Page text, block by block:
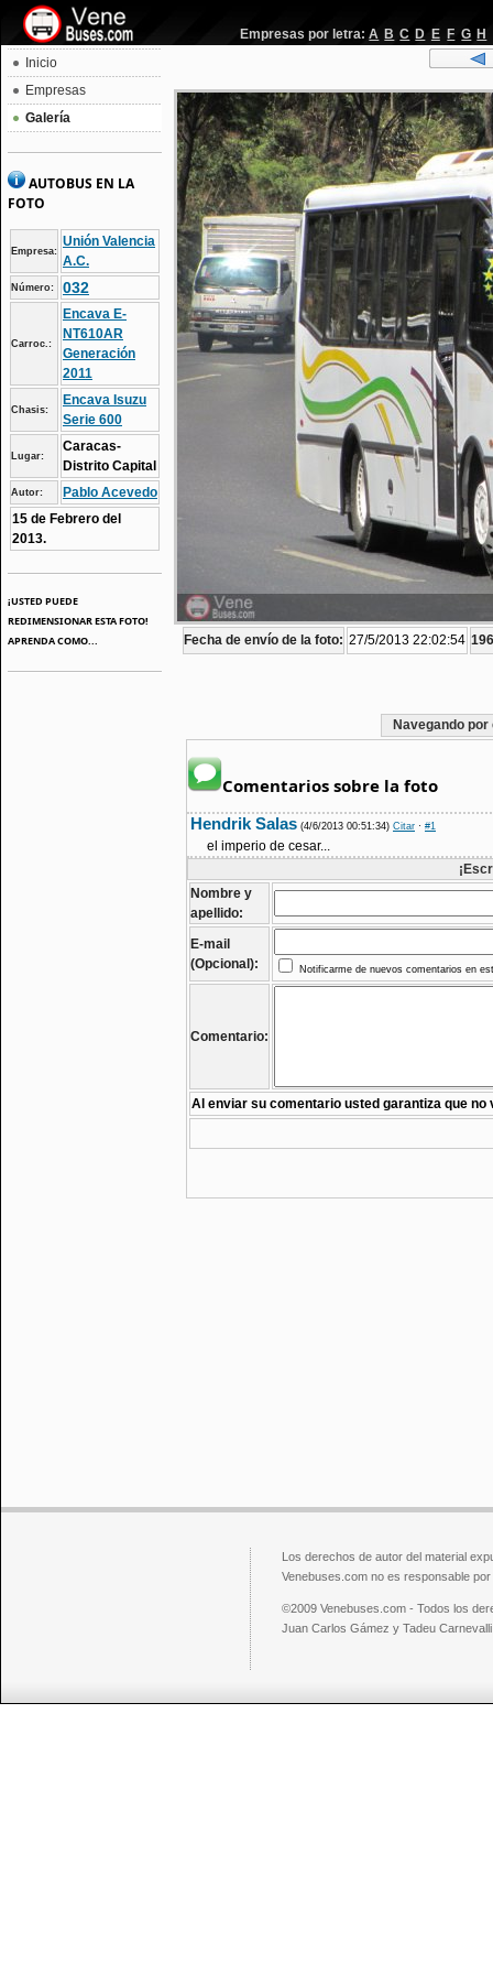
Empresas por letra: A B C D E F G H
Inicio
Empresas
Galería
AUTOBUS EN LA
FOTO
Empresa:
Unión Valencia
A.C.
Número: 032
Carroc.:
Encava E-
NT610AR
Generación
2011
Chasis:
Encava Isuzu
Serie 600
Lugar:
Caracas-
Distrito Capital
Autor:
Pablo Acevedo
15 de Febrero del
2013.
¡USTED PUEDE
REDIMENSIONAR ESTA FOTO!
APRENDA COMO...
Fecha de envío de la foto: 27/5/2013 22:02:54
Navegando
Comentarios sobre la foto
Hendrik Salas (4/6/2013 00:51:34) Citar · #1
el imperio de cesar...
Nombre y
apellido:
E-mail
(Opcional):
Notificarme de nuevos comentarios en
Comentario:
Al enviar su comentario usted garantiza que no
Los derechos de autor del material
Venebuses.com no es responsable
©2009 Venebuses.com - Todos los
Juan Carlos Gámez y Tadeu Carnevalli